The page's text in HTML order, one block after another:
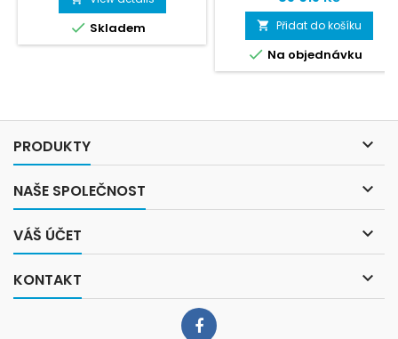
revizní přístroj pro provádění
revizí dle požadavků ČSN
332000-6-61.
 Skladem
Verze Pro Set má rozšířené
příslušenství
 Přidat do košíku
 Na objednávku
PRODUKTY 
NAŠE SPOLEČNOST 
VÁŠ ÚČET 
KONTAKT 
Facebook